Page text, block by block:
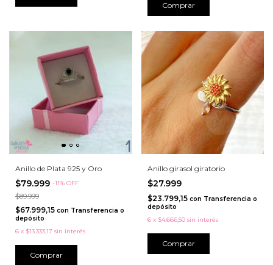
Comprar
Anillo de Plata 925 y Oro
$79.999 -11% OFF
$89.999
$67.999,15 con Transferencia o
depósito
6 x $13.333,17 sin interés
Comprar
Anillo girasol giratorio
$27.999
$23.799,15 con Transferencia o
depósito
6 x $4.666,50 sin interés